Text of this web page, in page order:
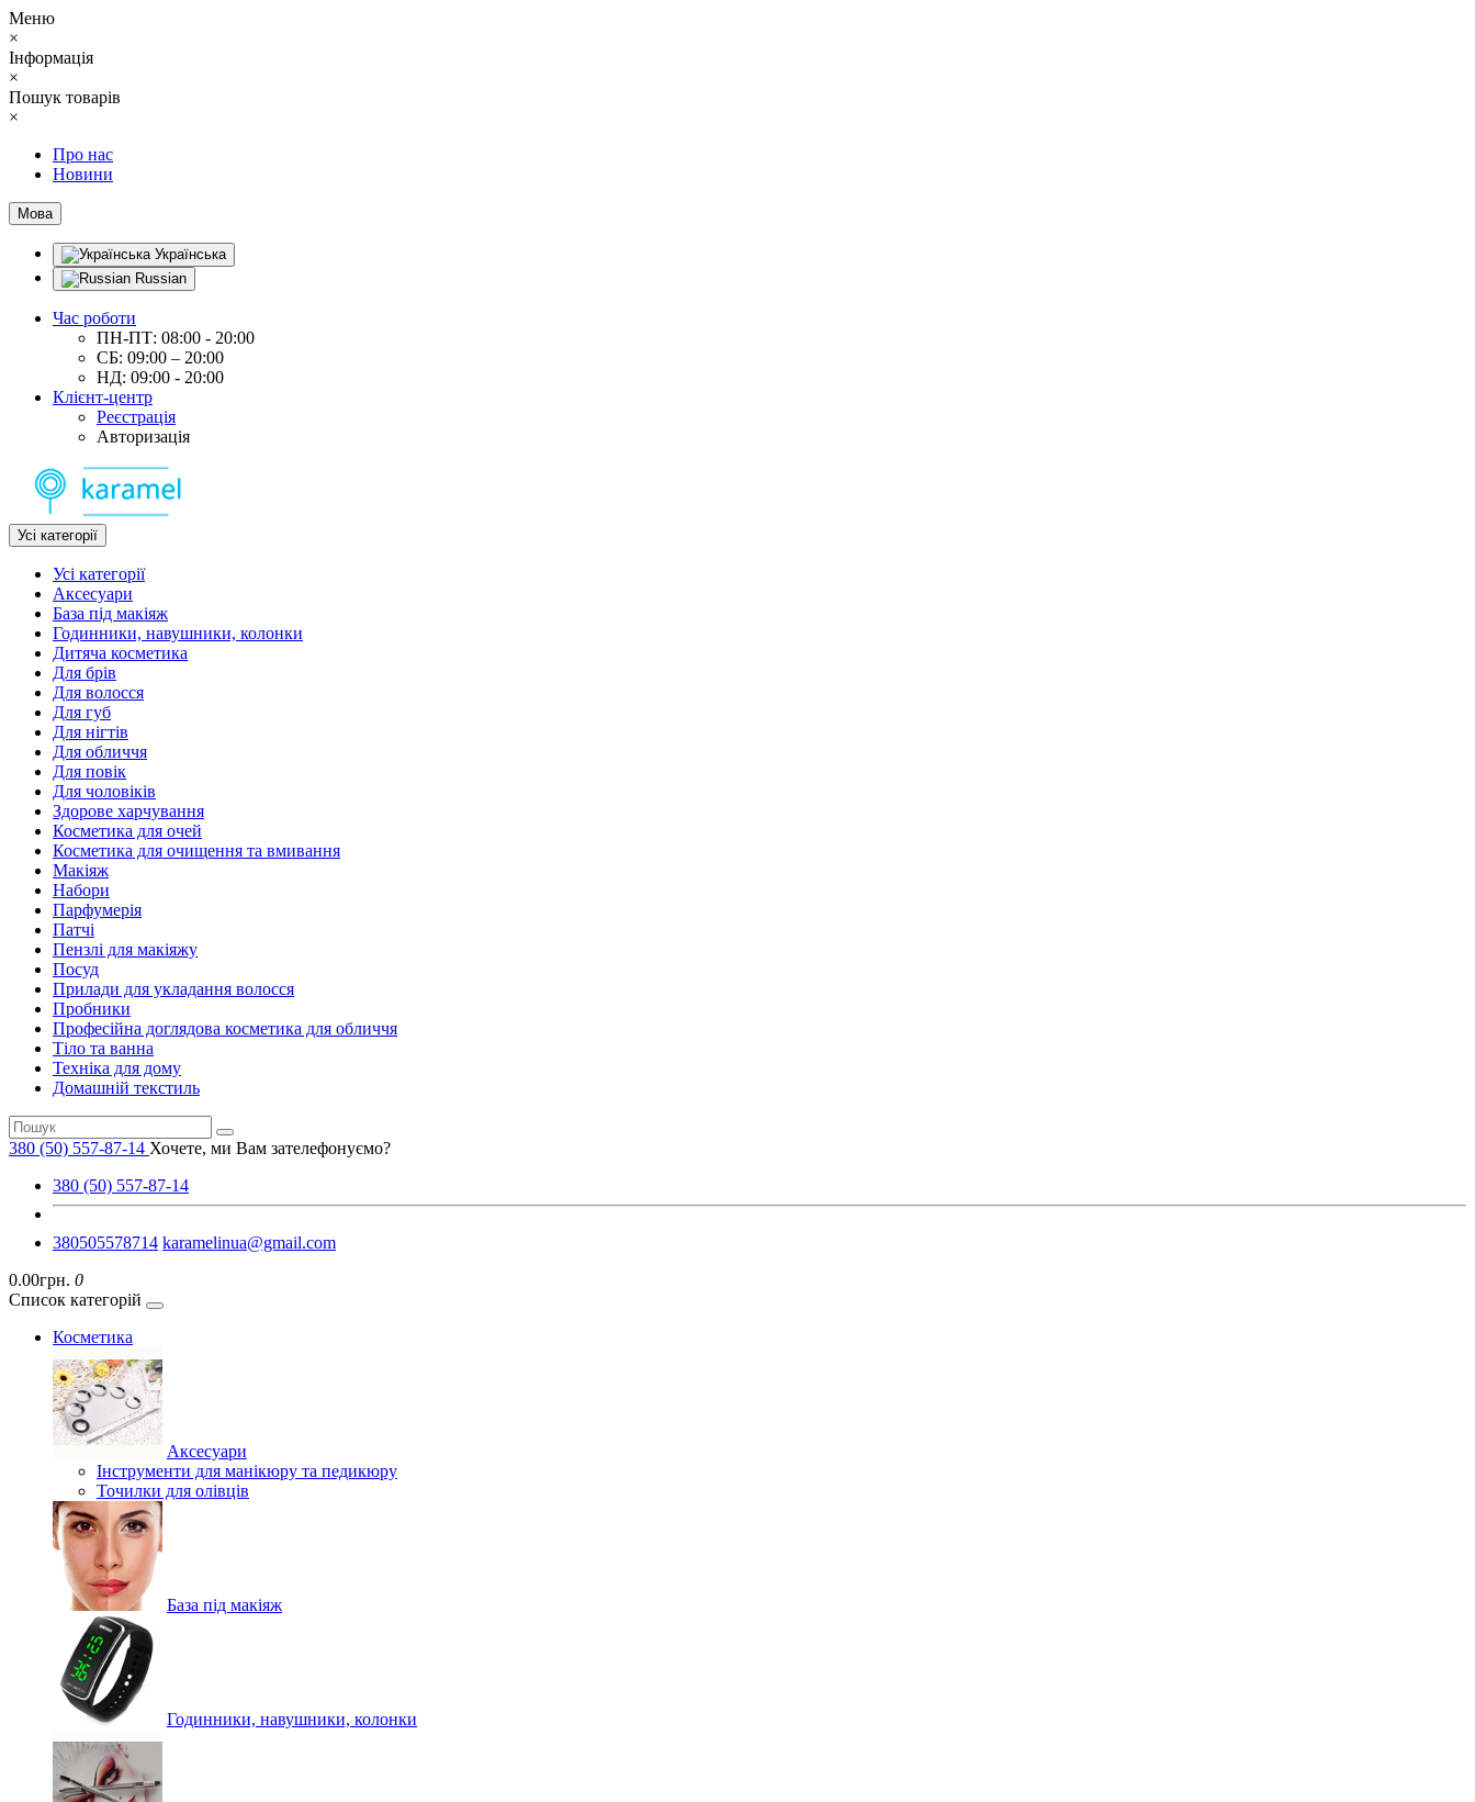
Меню
×
Інформація
×
Пошук товарів
×
Про нас
Новини
Мова
Українська
Russian
Час роботи
ПН-ПТ: 08:00 - 20:00
СБ: 09:00 – 20:00
НД: 09:00 - 20:00
Клієнт-центр
Реєстрація
Авторизація
Усі категорії
Усі категорії
Аксесуари
База під макіяж
Годинники, навушники, колонки
Дитяча косметика
Для брів
Для волосся
Для губ
Для нігтів
Для обличчя
Для повік
Для чоловіків
Здорове харчування
Косметика для очей
Косметика для очищення та вмивання
Макіяж
Набори
Парфумерія
Патчі
Пензлі для макіяжу
Посуд
Прилади для укладання волосся
Пробники
Професійна доглядова косметика для обличчя
Тіло та ванна
Техніка для дому
Домашній текстиль
380 (50) 557-87-14 Хочете, ми Вам зателефонуємо?
380 (50) 557-87-14
380505578714 karamelinua@gmail.com
0.00грн. 0
Список категорій
Косметика
Аксесуари
Інструменти для манікюру та педикюру
Точилки для олівців
База під макіяж
Годинники, навушники, колонки